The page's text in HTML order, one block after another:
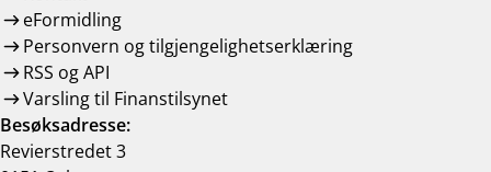
eFormidling
Personvern og tilgjengelighetserklæring
RSS og API
Varsling til Finanstilsynet
Besøksadresse:
Revierstredet 3